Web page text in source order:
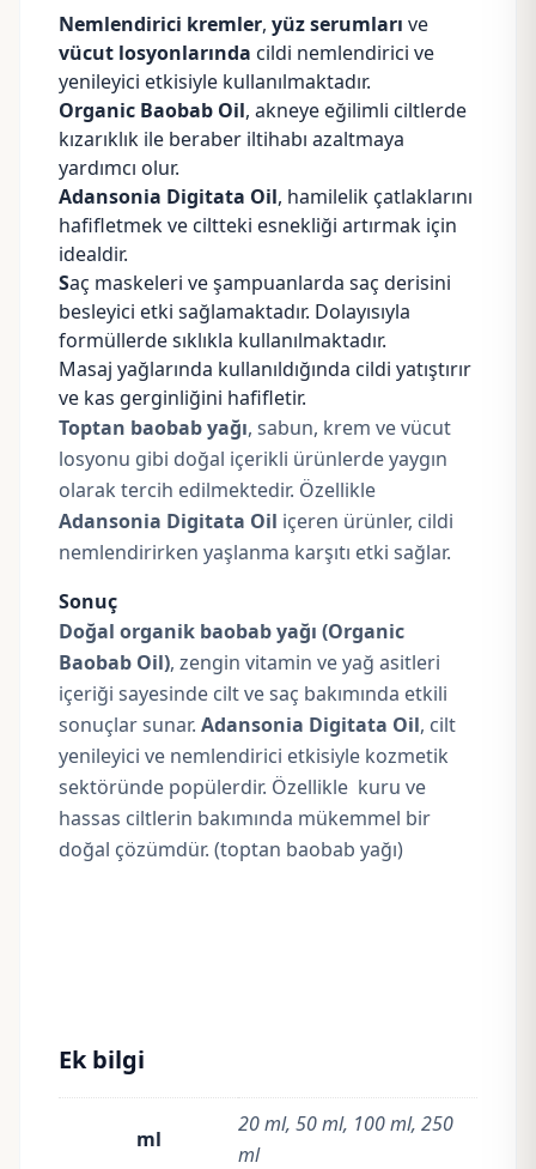
Nemlendirici kremler, yüz serumları ve
vücut losyonlarında cildi nemlendirici ve
yenileyici etkisiyle kullanılmaktadır.
Organic Baobab Oil, akneye eğilimli ciltlerde
kızarıklık ile beraber iltihabı azaltmaya
yardımcı olur.
Adansonia Digitata Oil, hamilelik çatlaklarını
hafifletmek ve ciltteki esnekliği artırmak için
idealdir.
Saç maskeleri ve şampuanlarda saç derisini
besleyici etki sağlamaktadır. Dolayısıyla
formüllerde sıklıkla kullanılmaktadır.
Masaj yağlarında kullanıldığında cildi yatıştırır
ve kas gerginliğini hafifletir.
Toptan baobab yağı, sabun, krem ve vücut
losyonu gibi doğal içerikli ürünlerde yaygın
olarak tercih edilmektedir. Özellikle
Adansonia Digitata Oil içeren ürünler, cildi
nemlendirirken yaşlanma karşıtı etki sağlar.
Sonuç
Doğal organik baobab yağı (Organic
Baobab Oil), zengin vitamin ve yağ asitleri
içeriği sayesinde cilt ve saç bakımında etkili
sonuçlar sunar. Adansonia Digitata Oil, cilt
yenileyici ve nemlendirici etkisiyle kozmetik
sektöründe popülerdir. Özellikle kuru ve
hassas ciltlerin bakımında mükemmel bir
doğal çözümdür. (toptan baobab yağı)
Ek bilgi
ml
20 ml, 50 ml, 100 ml, 250
ml